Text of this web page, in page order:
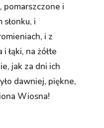
pomarszczone i
słonku, i
i z
łąki, na żółte
jak za dni ich
dawniej, piękne,
Wiosna!